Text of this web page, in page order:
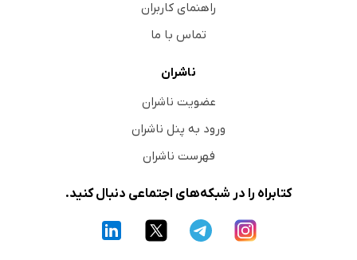
راهنمای کاربران
تماس با ما
ناشران
عضویت ناشران
ورود به پنل ناشران
فهرست ناشران
کتابراه را در شبکه‌های اجتماعی دنبال کنید.